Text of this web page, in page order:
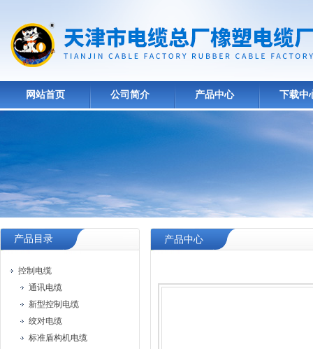
网站首页 公司简介 产品中心 下载中
产品目录
控制电缆
通讯电缆
新型控制电缆
绞对电缆
标准盾构机电缆
产品中心